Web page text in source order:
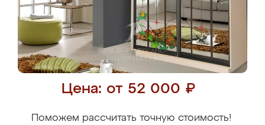
Цена: от 52 000 ₽
Поможем рассчитать точную стоимость!